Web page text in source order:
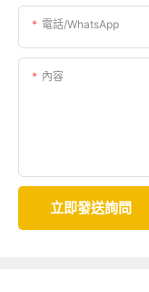
電話/WhatsApp
內容
立即發送詢問